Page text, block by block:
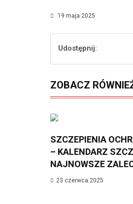
19 maja 2025
Udostępnij:
ZOBACZ
SZCZEPIENIA
– KALENDARZ
NAJNOWSZE
23 czerwca 2025